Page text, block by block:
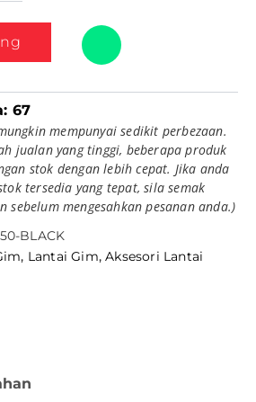
67
mempunyai sedikit perbezaan.
jualan yang tinggi, beberapa produk
stok dengan lebih cepat. Jika anda
tersedia yang tepat, sila semak
sebelum mengesahkan pesanan anda.)
BLACK
, Lantai Gim,Aksesori Lantai